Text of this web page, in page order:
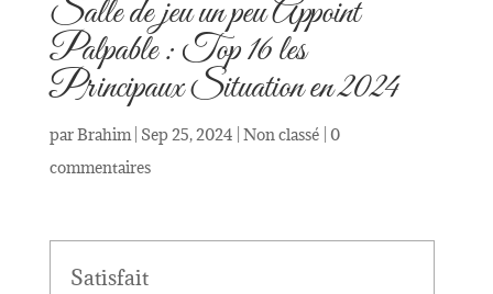
Salle de jeu un peu Appoint
Palpable : Top 16 les
Principaux Situation en 2024
parBrahim| Sep 25, 2024 Non classé 0
commentaires
Satisfait